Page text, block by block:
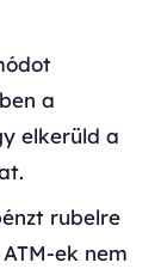
a
elkerüld a
rubelre
ek nem